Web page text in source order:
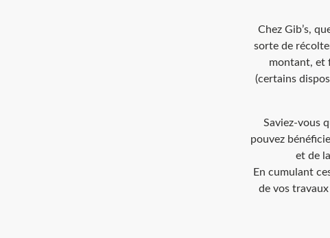
Chez Gib’s,
sorte de
montant, et
(certains
Saviez-vous
pouvez
et de
En cumulant
de vos